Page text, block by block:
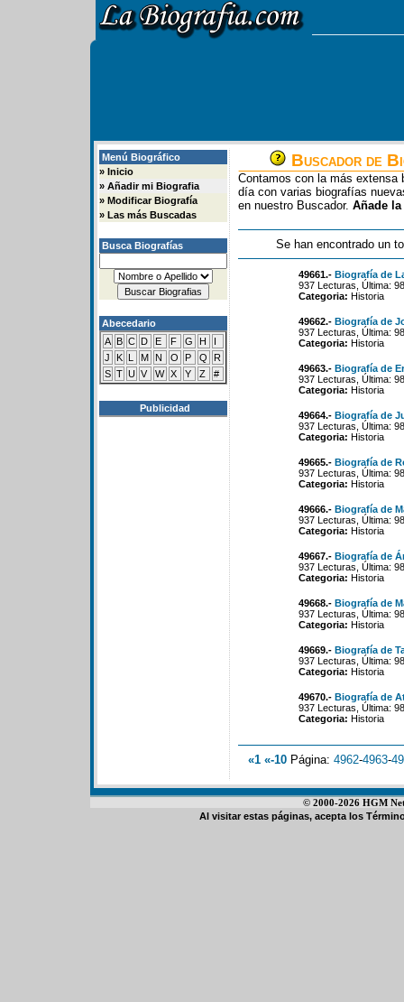
Menú Biográfico
» Inicio
» Añadir mi Biografia
» Modificar Biografía
» Las más Buscadas
Busca Biografías
Abecedario
A B C D E F G H
I
J
K L M N O P Q
R
S T U V W X Y Z #
Publicidad
Buscador de
Contamos con la más extensa
día con varias biografías
en nuestro Buscador. Añade
Se han encontrado un
49661.- Biografía de
937 Lecturas, Última:
Categoria: Historia
49662.- Biografía de
937 Lecturas, Última:
Categoria: Historia
49663.- Biografía de
937 Lecturas, Última:
Categoria: Historia
49664.- Biografía de
937 Lecturas, Última:
Categoria: Historia
49665.- Biografía de
937 Lecturas, Última:
Categoria: Historia
49666.- Biografía de
937 Lecturas, Última:
Categoria: Historia
49667.- Biografía de
937 Lecturas, Última:
Categoria: Historia
49668.- Biografía de
937 Lecturas, Última:
Categoria: Historia
49669.- Biografía de
937 Lecturas, Última:
Categoria: Historia
49670.- Biografía de
937 Lecturas, Última:
Categoria: Historia
«1 «-10 Página: 4962-4963-
© 2000-2026 HGM
Al visitar estas páginas, acepta los